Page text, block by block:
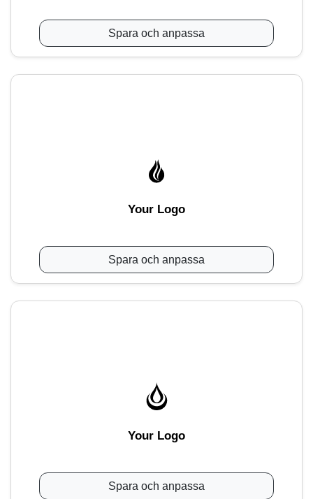
Spara och anpassa
Your Logo
Spara och anpassa
Your Logo
Spara och anpassa